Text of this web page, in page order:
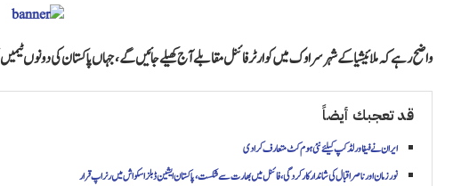
واضح رہے کہ ملائیشیا کے شہر سراوک میں کوارٹر فائنل مقابلے آج کھیلے جائیں گے، جہاں پاکستان کی دونوں
قد تعجبك أيضاً
ایران نے فیفا ورلڈ کپ کیلئے نئی ہوم کٹ متعارف کرا دی
نور زمان اور ناصر اقبال کی شاندار کارکردگی، فائنل میں بھارت سے شکست، پاکستان ایشین ڈبلز اسکواش میں رنر اپ قرار